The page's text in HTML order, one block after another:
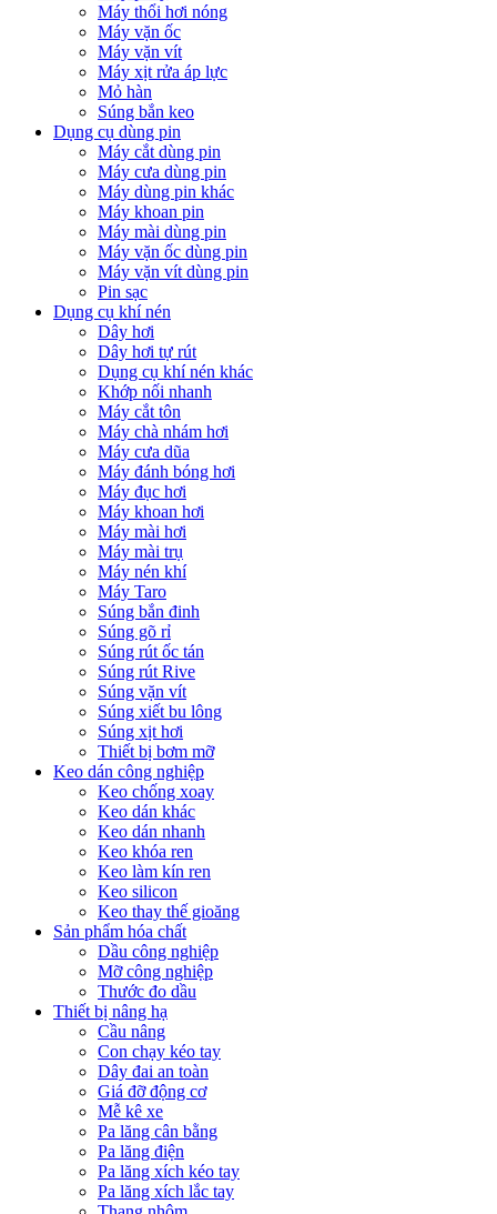
Máy thổi hơi nóng
Máy vặn ốc
Máy vặn vít
Máy xịt rửa áp lực
Mỏ hàn
Súng bắn keo
Dụng cụ dùng pin
Máy cắt dùng pin
Máy cưa dùng pin
Máy dùng pin khác
Máy khoan pin
Máy mài dùng pin
Máy vặn ốc dùng pin
Máy vặn vít dùng pin
Pin sạc
Dụng cụ khí nén
Dây hơi
Dây hơi tự rút
Dụng cụ khí nén khác
Khớp nối nhanh
Máy cắt tôn
Máy chà nhám hơi
Máy cưa dũa
Máy đánh bóng hơi
Máy đục hơi
Máy khoan hơi
Máy mài hơi
Máy mài trụ
Máy nén khí
Máy Taro
Súng bắn đinh
Súng gõ rỉ
Súng rút ốc tán
Súng rút Rive
Súng vặn vít
Súng xiết bu lông
Súng xịt hơi
Thiết bị bơm mỡ
Keo dán công nghiệp
Keo chống xoay
Keo dán khác
Keo dán nhanh
Keo khóa ren
Keo làm kín ren
Keo silicon
Keo thay thế gioăng
Sản phẩm hóa chất
Dầu công nghiệp
Mỡ công nghiệp
Thước đo dầu
Thiết bị nâng hạ
Cầu nâng
Con chạy kéo tay
Dây đai an toàn
Giá đỡ động cơ
Mễ kê xe
Pa lăng cân bằng
Pa lăng điện
Pa lăng xích kéo tay
Pa lăng xích lắc tay